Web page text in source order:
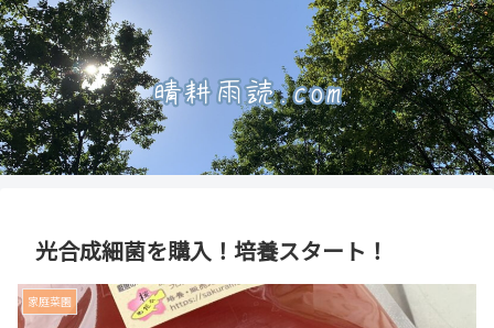
光合成細菌を購入！培養スタート！
家庭菜園